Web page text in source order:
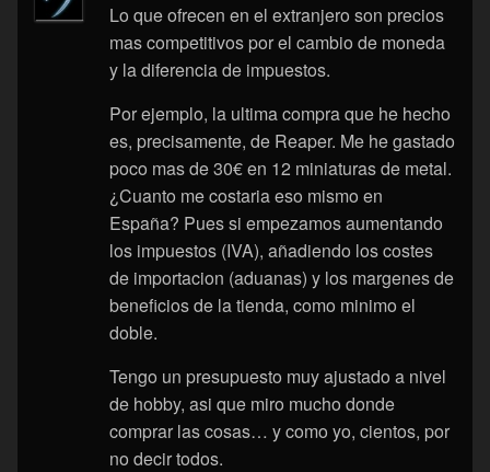
Lo que ofrecen en el extranjero son precios
mas competitivos por el cambio de moneda
y la diferencia de impuestos.
Por ejemplo, la ultima compra que he hecho
es, precisamente, de Reaper. Me he gastado
poco mas de 30€ en 12 miniaturas de metal.
¿Cuanto me costaria eso mismo en
España? Pues si empezamos aumentando
los impuestos (IVA), añadiendo los costes
de importacion (aduanas) y los margenes de
beneficios de la tienda, como minimo el
doble.
Tengo un presupuesto muy ajustado a nivel
de hobby, asi que miro mucho donde
comprar las cosas… y como yo, cientos, por
no decir todos.